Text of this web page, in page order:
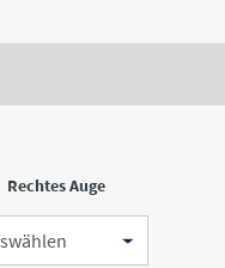
Rechtes Auge